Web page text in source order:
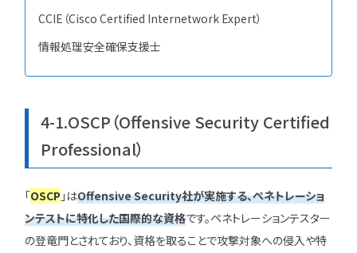
CCIE（Cisco Certified Internetwork Expert）
情報処理安全確保支援士
4-1.OSCP（Offensive Security Certified
Professional）
「OSCP 」はOffensive Security社が実施する、ぺネトレーショ
ンテストに特化した国際的な資格です。ペネトレーションテスター
の登竜門とされており、資格を取ることで攻撃対象への侵入や特